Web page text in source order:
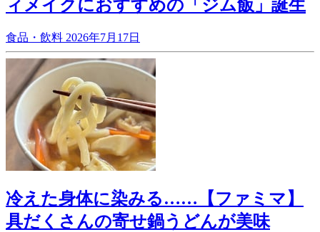
ィメイクにおすすめの「ジム飯」誕生
食品・飲料 2026年7月17日
冷えた身体に染みる……【ファミマ】
具だくさんの寄せ鍋うどんが美味